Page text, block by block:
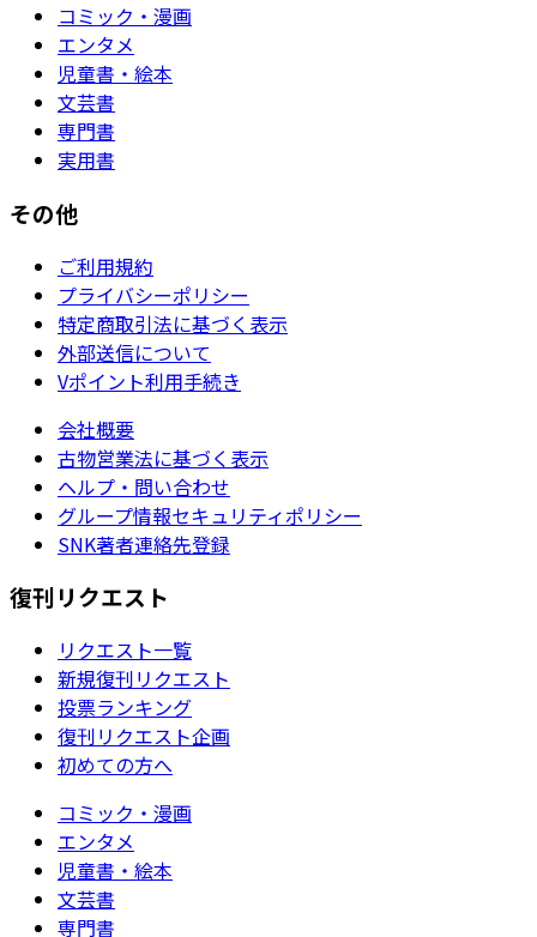
コミック・漫画
エンタメ
児童書・絵本
文芸書
専門書
実用書
その他
ご利用規約
プライバシーポリシー
特定商取引法に基づく表示
外部送信について
Vポイント利用手続き
会社概要
古物営業法に基づく表示
ヘルプ・問い合わせ
グループ情報セキュリティポリシー
SNK著者連絡先登録
復刊リクエスト
リクエスト一覧
新規復刊リクエスト
投票ランキング
復刊リクエスト企画
初めての方へ
コミック・漫画
エンタメ
児童書・絵本
文芸書
専門書